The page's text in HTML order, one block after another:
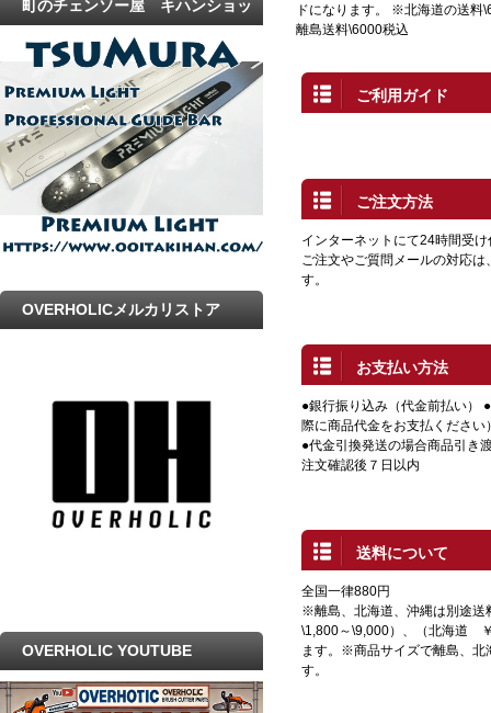
ドになります。 ※北海道の送料
離島送料\6000税込
ご利用ガイド
ご注文方法
インターネットにて24時間受
ご注文やご質問メールの対応
す。
お支払い方法
●銀行振り込み（代金前払い）
際に商品代金をお支払ください
●代金引換発送の場合商品引き
注文確認後７日以内
送料について
全国一律880円
※離島、北海道、沖縄は別途送
\1,800～\9,000）、（北海道
ます。※商品サイズで離島、北
す。
町のチェンソー屋 キハンショッ
プ
OVERHOLICメルカリストア
OVERHOLIC YOUTUBE